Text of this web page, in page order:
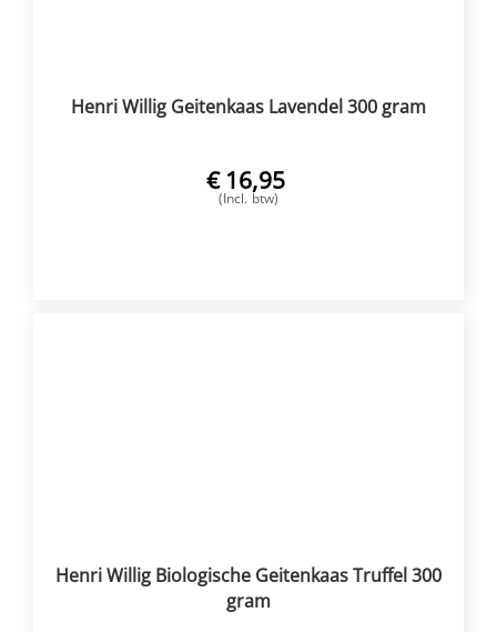
Henri Willig Geitenkaas Lavendel 300 gram
€ 16,95
(Incl. btw)
Henri Willig Biologische Geitenkaas Truffel 300
gram